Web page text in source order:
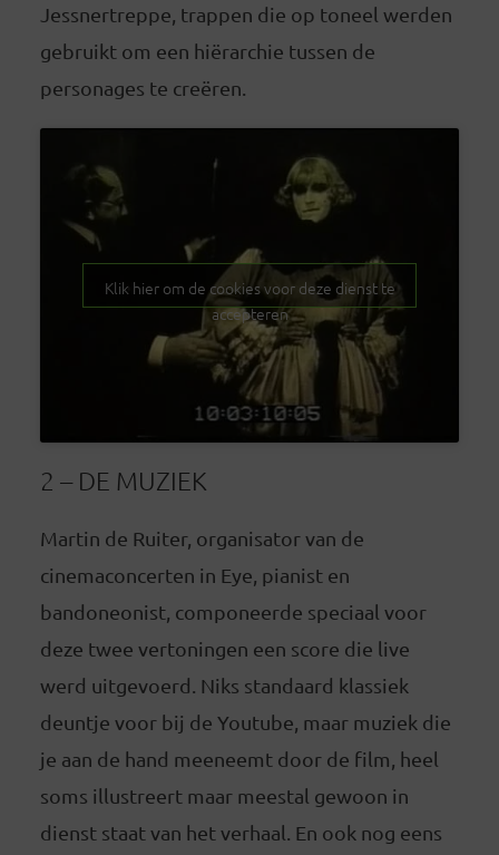
Jessnertreppe, trappen die op toneel werden
gebruikt om een hiërarchie tussen de
personages te creëren.
Klik hier om de cookies voor deze dienst te
accepteren
2 – DE MUZIEK
Martin de Ruiter, organisator van de
cinemaconcerten in Eye, pianist en
bandoneonist, componeerde speciaal voor
deze twee vertoningen een score die live
werd uitgevoerd. Niks standaard klassiek
deuntje voor bij de Youtube, maar muziek die
je aan de hand meeneemt door de film, heel
soms illustreert maar meestal gewoon in
dienst staat van het verhaal. En ook nog eens